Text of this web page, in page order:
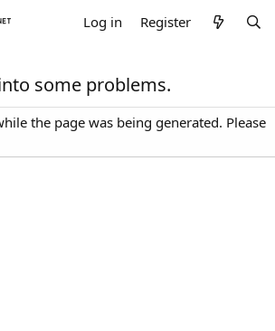
Log in Register
some problems.
the page was being generated. Please